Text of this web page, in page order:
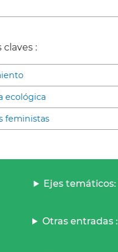
claves :
ecológica
feministas
Ejes temáticos:
Otras entradas :